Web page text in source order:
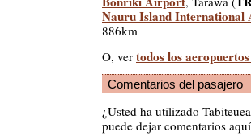
Nauru Island
886km
O, ver todos los
Comentarios del pasajero
¿Usted ha utilizado
puede dejar comentarios